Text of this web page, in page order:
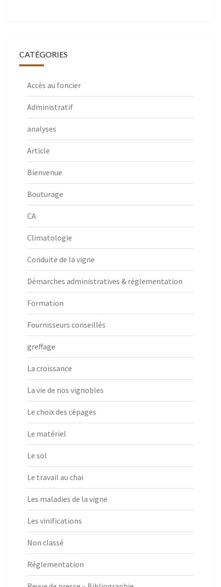
CATÉGORIES
Accès au foncier
Administratif
analyses
Article
Bienvenue
Bouturage
CA
Climatologie
Conduite de la vigne
Démarches administratives & réglementation
Formation
Fournisseurs conseillés
greffage
La croissance
La vie de nos vignobles
Le choix des cépages
Le matériel
Le sol
Le travail au chai
Les maladies de la vigne
Les vinifications
Non classé
Réglementation